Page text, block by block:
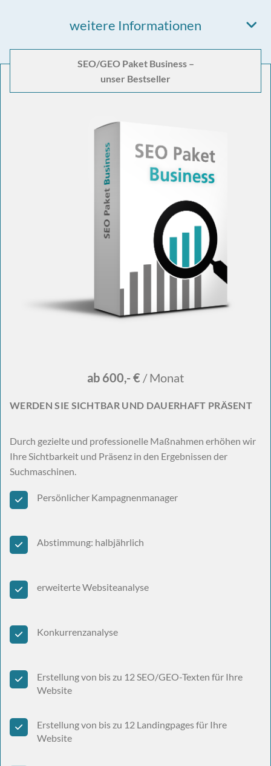
weitere Informationen
SEO/GEO Paket Business –
unser Bestseller
ab 600,- € / Monat
WERDEN SIE SICHTBAR UND DAUERHAFT PRÄSENT
Durch gezielte und professionelle Maßnahmen erhöhen wir
Ihre Sichtbarkeit und Präsenz in den Ergebnissen der
Suchmaschinen.
Persönlicher Kampagnenmanager
Abstimmung: halbjährlich
erweiterte Websiteanalyse
Konkurrenzanalyse
Erstellung von bis zu 12 SEO/GEO-Texten für Ihre
Website
Erstellung von bis zu 12 Landingpages für Ihre
Website